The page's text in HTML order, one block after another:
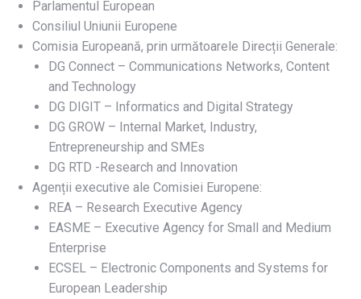
Parlamentul European
Consiliul Uniunii Europene
Comisia Europeană, prin următoarele Direcții Generale:
DG Connect – Communications Networks, Content
and Technology
DG DIGIT – Informatics and Digital Strategy
DG GROW – Internal Market, Industry,
Entrepreneurship and SMEs
DG RTD -Research and Innovation
Agenții executive ale Comisiei Europene:
REA – Research Executive Agency
EASME – Executive Agency for Small and Medium
Enterprise
ECSEL – Electronic Components and Systems for
European Leadership